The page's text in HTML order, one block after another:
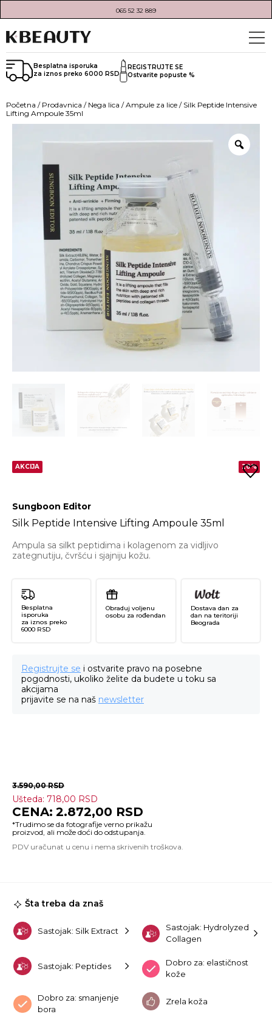
065 52 32 889
Besplatna isporuka
za iznos preko 6000 RSD
REGISTRUJTE SE
Ostvarite popuste %
Početna / Prodavnica / Nega lica /Ampule za lice / Silk Peptide Intensive
Lifting Ampoule 35ml
AKCIJA 20%
Sungboon Editor
Silk Peptide Intensive Lifting Ampoule 35ml
Ampula sa silkt peptidima i kolagenom za vidljivo
zategnutiju, čvršću i sjajniju kožu.
Besplatna
isporuka
za iznos preko
6000 RSD
Obraduj voljenu
osobu za rođendan
Dostava dan za
dan na teritoriji
Beograda
Registrujte se i ostvarite pravo na posebne
pogodnosti, ukoliko želite da budete u toku sa
akcijama
prijavite se na naš newsletter
3.590,00RSD
Ušteda: 718,00 RSD
2.872,00 RSD
Šta treba da znaš
Sastojak: Silk Extract
Sastojak: Hydrolyzed
Collagen
Sastojak: Peptides
Dobro za: elastičnost
kože
Dobro za: smanjenje
bora
Zrela koža